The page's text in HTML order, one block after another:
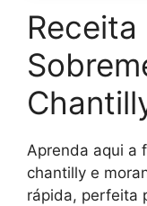
Aprenda aqui a
chantilly e
rápida, perfeita